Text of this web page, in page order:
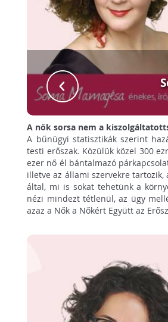
A nők sorsa nem a
A bűnügyi statisztikák szerint
testi erőszak. Közülük közel 300
ezer nő él bántalmazó
illetve az állami szervekre tartozik,
által, mi is sokat tehetünk a
nézi mindezt tétlenül, az ügy
azaz a Nők a Nőkért Együtt az